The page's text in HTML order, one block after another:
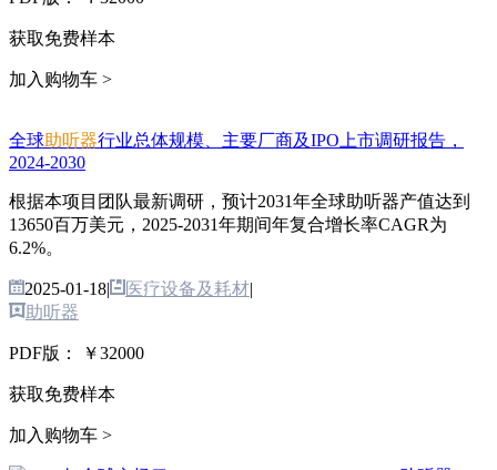
获取免费样本
加入购物车 >
全球助听器行业总体规模、主要厂商及IPO上市调研报告，
2024-2030
根据本项目团队最新调研，预计2031年全球助听器产值达到
13650百万美元，2025-2031年期间年复合增长率CAGR为
6.2%。
2025-01-18| 医疗设备及耗材|
助听器
PDF版： ￥32000
获取免费样本
加入购物车 >